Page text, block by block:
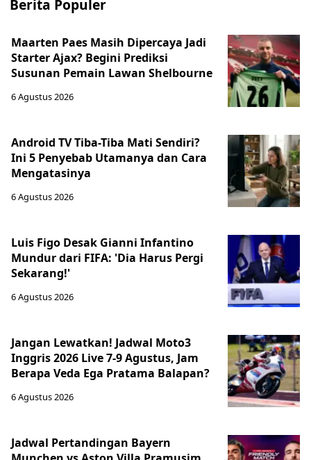
Berita Populer
Maarten Paes Masih Dipercaya Jadi
Starter Ajax? Begini Prediksi
Susunan Pemain Lawan Shelbourne
6 Agustus 2026
Android TV Tiba-Tiba Mati Sendiri?
Ini 5 Penyebab Utamanya dan Cara
Mengatasinya
6 Agustus 2026
Luis Figo Desak Gianni Infantino
Mundur dari FIFA: 'Dia Harus Pergi
Sekarang!'
6 Agustus 2026
Jangan Lewatkan! Jadwal Moto3
Inggris 2026 Live 7-9 Agustus, Jam
Berapa Veda Ega Pratama Balapan?
6 Agustus 2026
Jadwal Pertandingan Bayern